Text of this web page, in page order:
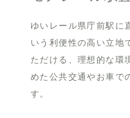
ゆいレール県庁前駅に
いう利便性の高い立地
ただける、理想的な環
めた公共交通やお車で
す。